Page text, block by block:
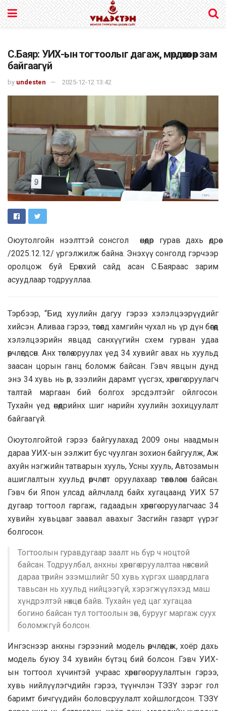
С.Баяр: УИХ-ын тогтоолыг дагаж, мөрдөхөөс өөр зам
байгаагүй
by undesten 2025-12-12 13:42
Оюутолгойн нээлттэй сонсгол өнөөдөр гурав дахь өдрөө
/2025.12.12/ үргэлжилж байна. Энэхүү сонголд гэрчээр
оролцож буй Ерөнхий сайд асан С.Баяраас зарим
асуудлаар тодрууллаа.
Тэрбээр, “Бид хуулийн дагуу гэрээ хэлэлцээрүүдийг
хийсэн. Аливаа гэрээ, төсөлд хамгийн чухал нь үр дүн бөгөөд
хэлэлцээрийн явцад санхүүгийн схем гурван удаа
өөрчлөгдсөн. Анх төслөө оруулах үед 34 хувийг авах нь хуульд
заасан цорын ганц боломж байсан. Гэвч явцын дунд
энэ 34 хувь нь өр, зээлийн дарамт үүсгэх, хөрөнгө оруулагч
талтай маргаан бий болгох эрсдэлтэйг ойлгосон.
Тухайн үед өнөөдрийнх шиг нарийн хуулийн зохицуулалт
байгаагүй.
Оюутолгойтой гэрээ байгуулахад 2009 оны наадмын
дараа УИХ-ын ээлжит бус чуулган зохион байгуулж, Аж
ахуйн нэгжийн татварын хууль, Усны хууль, Автозамын
ашиглалтын хуульд өөрчлөлт оруулахаар төлөвлөсөн байсан.
Гэвч би Япон улсад айлчлалд байх хугацаанд УИХ 57
дугаар тогтоол гаргаж, гадаадын хөрөнгө оруулагчаас 34
хувийн хувьцааг заавал авахыг Засгийн газарт үүрэг
болгосон.
Тогтоолын гуравдугаар заалт нь бүр ч ноцтой
байсан. Тодруулбал, анхны хөрөнгө оруулалтаа нөхсөний
дараа төрийн эзэмшлийг 50 хувь хүргэх шаардлага
тавьсан нь хуульд нийцээгүй, хэрэгжүүлэхэд маш
хүндрэлтэй нөхцөл байв. Тухайн үед цаг хугацаа
богино байсан тул тогтоолын зөв, бурууг маргаж суух
боломжгүй болсон.
Ингэснээр анхны гэрээний модель өөрчлөгдөж, хоёр дахь
модель буюу 34 хувийн бүтэц бий болсон. Гэвч УИХ-
ын тогтоол хүчинтэй учраас хөрөнгө оруулалтын гэрээ,
хувь нийлүүлэгчдийн гэрээ, түүнчлэн ТЭЗҮ зэрэг гол
баримт бичгүүдийн боловсруулалт хойшлогдсон. ТЭЗҮ